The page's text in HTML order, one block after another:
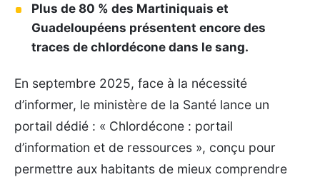
Plus de 80 % des Martiniquais et
Guadeloupéens présentent encore des
traces de chlordécone dans le sang.
En septembre 2025, face à la nécessité
d’informer, le ministère de la Santé lance un
portail dédié : « Chlordécone : portail
d’information et de ressources », conçu pour
permettre aux habitants de mieux comprendre